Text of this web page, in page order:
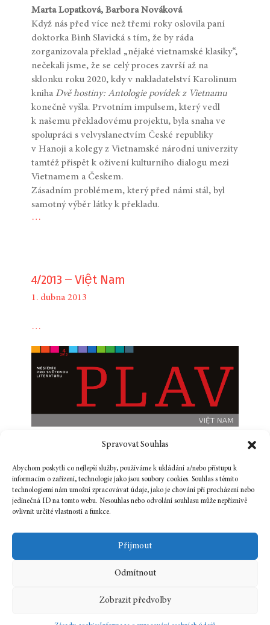
Spravovat Souhlas
Abychom poskytli co nejlepší služby, používáme k ukládání a/nebo přístupu k
informacím o zařízení, technologie jako jsou soubory cookies. Souhlas s těmito
technologiemi nám umožní zpracovávat údaje, jako je chování při procházení nebo
jedinečná ID na tomto webu. Nesouhlas nebo odvolání souhlasu může nepříznivě
ovlivnit určité vlastnosti a funkce.
Přijmout
Odmítnout
Zobrazit předvolby
Marta Lopatková, Barbora Nováková
Když nás před více než třemi roky oslovila paní
doktorka Bình Slavická s tím, že by ráda
zorganizovala překlad „nějaké vietnamské klasiky“,
nečekali jsme, že se celý proces završí až na
sklonku roku 2020, kdy v nakladatelství Karolinum
knihaDvě hostiny: Antologie povídek z Vietnamu
konečně vyšla. Prvotním impulsem, který vedl
k našemu překladovému projektu, byla snaha ve
spolupráci s velvyslanectvím České republiky
v Hanoji a kolegy z Vietnamské národní univerzity
tamtéž přispět k oživení kulturního dialogu mezi
Vietnamem a Českem.
Zásadním problémem, který před námi stál, byl
samotný výběr látky k překladu.
…
4/2013 – Việt Nam
1. dubna 2013
…